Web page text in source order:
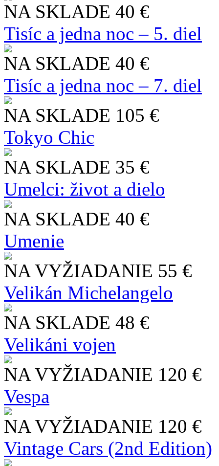
NA SKLADE 40 €
Tisíc a jedna noc – 5. diel
NA SKLADE 40 €
Tisíc a jedna noc – 7. diel
NA SKLADE 105 €
Tokyo Chic
NA SKLADE 35 €
Umelci: život a dielo
NA SKLADE 40 €
Umenie
NA VYŽIADANIE 55 €
Velikán Michelangelo
NA SKLADE 48 €
Velikáni vojen
NA VYŽIADANIE 120 €
Vespa
NA VYŽIADANIE 120 €
Vintage Cars (2nd Edition)